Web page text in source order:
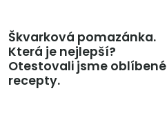
Škvarková pomazánka.
Která je nejlepší?
Otestovali jsme oblíbené
recepty.